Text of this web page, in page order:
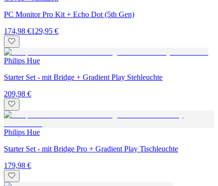
PC Monitor Pro Kit + Echo Dot (5th Gen)
174,98 €129,95 €
Philips Hue
Starter Set - mit Bridge + Gradient Play Stehleuchte
209,98 €
Philips Hue
Starter Set - mit Bridge Pro + Gradient Play Tischleuchte
179,98 €